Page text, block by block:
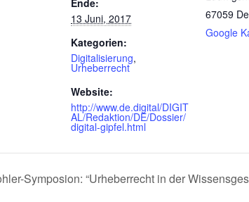
Ende:
13 Juni, 2017
Kategorien:
Digitalisierung,
Urheberrecht
Website:
http://www.de.digital/DIGIT
AL/Redaktion/DE/Dossier/
digital-gipfel.html
67059
Google
Symposion: “Urheberrecht in der